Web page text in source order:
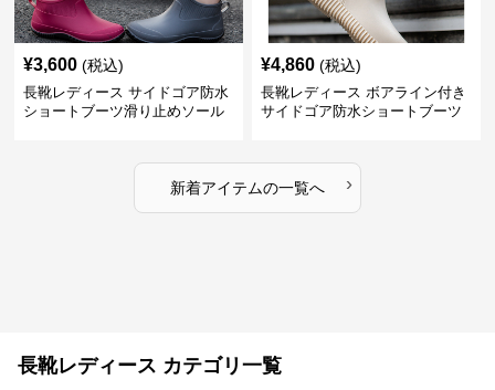
¥3,600 (税込)
長靴レディース サイドゴア防水
ショートブーツ滑り止めソール
¥4,860 (税込)
長靴レディース ボアライン付き
サイドゴア防水ショートブーツ
新着アイテムの一覧へ ›
長靴レディース カテゴリ一覧